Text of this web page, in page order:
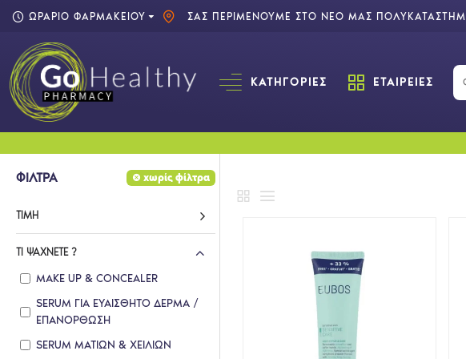
ΩΡΑΡΙΟ ΦΑΡΜΑΚΕΙΟΥ ΣΑΣ ΠΕΡΙΜΕΝΟΥΜΕ ΣΤΟ ΝΕΟ ΜΑΣ
ΚΑΤΗΓΟΡΊΕΣ ΕΤΑΙΡΕΙΕΣ
ΦΙΛΤΡΑ χωρίς φίλτρα
ΤΙΜΉ
ΤΙ ΨΆΧΝΕΤΕ ?
MAKE UP & CONCEALER
SERUM ΓΙΑ ΕΥΑΙΣΘΗΤΟ ΔΕΡΜΑ /
ΕΠΑΝΟΡΘΩΣΗ
SERUM ΜΑΤΙΩΝ & ΧΕΙΛΙΩΝ